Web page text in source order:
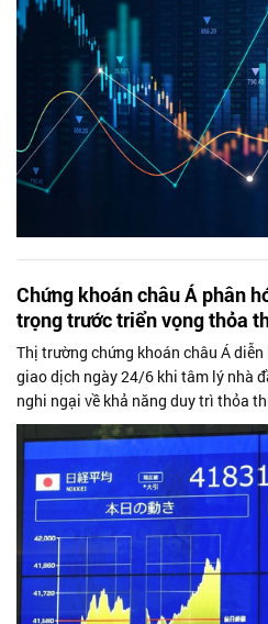
Chứng khoán châu Á phân
trọng trước triển vọng thỏa
Thị trường chứng khoán châu Á
giao dịch ngày 24/6 khi tâm lý nhà
nghi ngại về khả năng duy trì thỏa
Bên cạnh...